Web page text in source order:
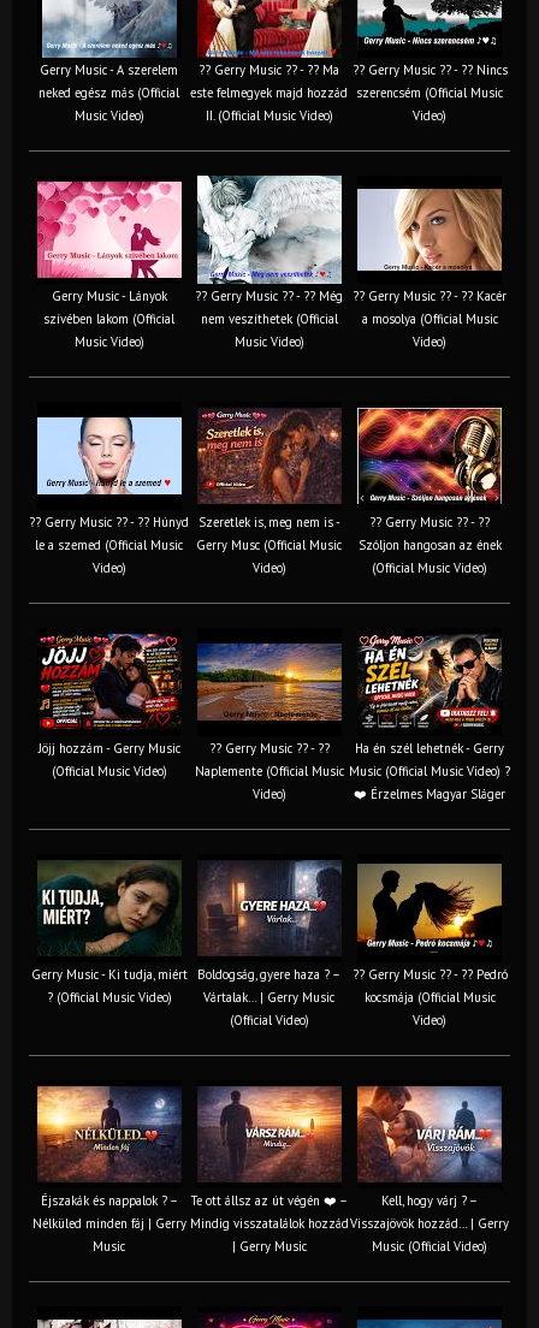
Gerry Music - A szerelem
neked egész más (Official
Music Video)
?? Gerry Music ?? - ?? Ma
este felmegyek majd hozzád
II. (Official Music Video)
?? Gerry Music ?? - ?? Nincs
szerencsém (Official Music
Video)
Gerry Music - Lányok
szívében lakom (Official
Music Video)
?? Gerry Music ?? - ?? Még
nem veszíthetek (Official
Music Video)
?? Gerry Music ?? - ?? Kacér
a mosolya (Official Music
Video)
?? Gerry Music ?? - ?? Húnyd
le a szemed (Official Music
Video)
Szeretlek is, meg nem is -
Gerry Musc (Official Music
Video)
?? Gerry Music ?? - ??
Szóljon hangosan az ének
(Official Music Video)
Jöjj hozzám - Gerry Music
(Official Music Video)
?? Gerry Music ?? - ??
Naplemente (Official Music
Video)
Ha én szél lehetnék - Gerry
Music (Official Music Video) ?️
❤️ Érzelmes Magyar Sláger
Gerry Music - Ki tudja, miért
? (Official Music Video)
Boldogság, gyere haza ? –
Vártalak… | Gerry Music
(Official Video)
?? Gerry Music ?? - ?? Pedró
kocsmája (Official Music
Video)
Éjszakák és nappalok ? –
Nélküled minden fáj | Gerry
Music
Te ott állsz az út végén ❤️ –
Mindig visszatalálok hozzád
| Gerry Music
Kell, hogy várj ? –
Visszajövök hozzád… | Gerry
Music (Official Video)